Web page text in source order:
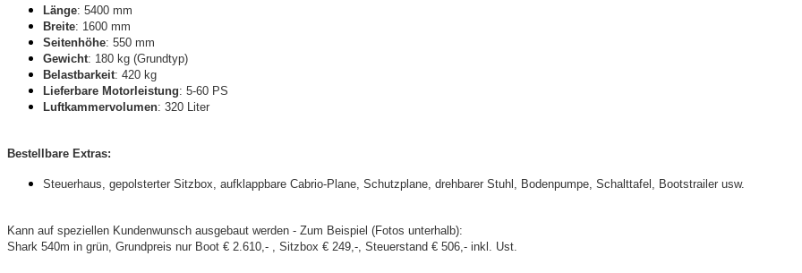
Länge: 5400 mm
Breite: 1600 mm
Seitenhöhe: 550 mm
Gewicht: 180 kg (Grundtyp)
Belastbarkeit: 420 kg
Lieferbare Motorleistung: 5-60 PS
Luftkammervolumen: 320 Liter
Bestellbare Extras:
Steuerhaus, gepolsterter Sitzbox, aufklappbare Cabrio-Plane, Schutzplane, drehbarer Stuhl, Bodenpumpe, Schalttafel, Bootstrailer usw.
Kann auf speziellen Kundenwunsch ausgebaut werden - Zum Beispiel (Fotos unterhalb):
Shark 540m in grün, Grundpreis nur Boot € 2.610,- , Sitzbox € 249,-, Steuerstand € 506,- inkl. Ust.